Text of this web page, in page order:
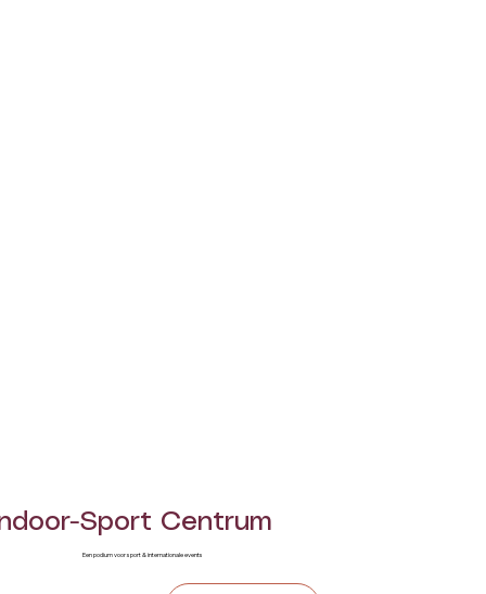
Sport Centrum
Een podium voor sport & internationale events